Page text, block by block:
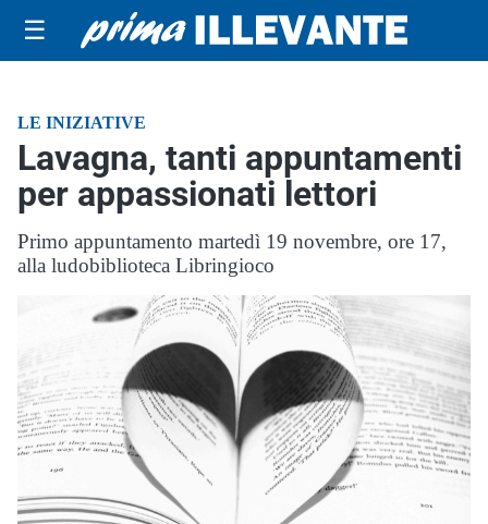
☰
LE INIZIATIVE
Lavagna, tanti appuntamenti
per appassionati lettori
Primo appuntamento martedì 19 novembre, ore 17,
alla ludobiblioteca Libringioco